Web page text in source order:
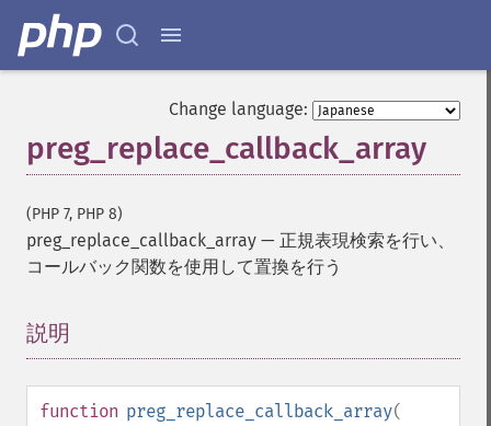
Change language:
preg_replace_callback_array
(PHP 7, PHP 8)
preg_replace_callback_array — 正規表現検索を行い、
コールバック関数を使用して置換を行う
説明
function preg_replace_callback_array(